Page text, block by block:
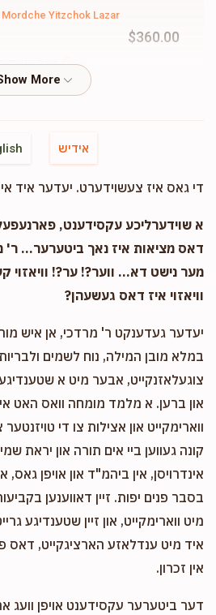
Mordche Yitzchok Lazar
$360.00
נאך
Yitzchok Lazar
$36.00
Yitzchok Lazar
$72.00
ich bin shtultz tzi zan dan
Yitzchok Lazar
$250.00
אידיש
די גאס איז צעשוידערט. יעדער איד
א שוידערליכע עקסידענט,
דאס מציאות איז נאך ביטערער... ר'
מער נישט דא... ווער?! ער?! וויאזוי
וויאזוי איז דאס געשעהן?
יעדער געדענקט ר' מרדכי, אן איש
במלא מובן המילה, נוח לשמים ולבריות,
צוגעלאזנקייט, אבער מיט א
און ברען. א מלמד מומחה וואס האט
ווארימקייט און אצילות צו די
קונה געווען ביי אים תורה און יראת
אינדרויסן, אין ביהמ"ד און אויפן גאס,
בסבר פנים יפות. זיין דאווענען
מיט ווארימקייט, און זיין שטענדיגע
איד מיט ענדלאזע הארציגקייט, דאס
אין זכרון.
דער ביטערער עקסידענט אויפן וועג